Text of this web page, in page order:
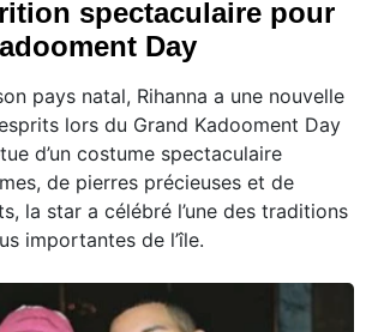
spectaculaire pour
Day
pays natal, Rihanna a une nouvelle
lors du Grand Kadooment Day
d’un costume spectaculaire
de pierres précieuses et de
la star a célébré l’une des traditions
importantes de l’île.